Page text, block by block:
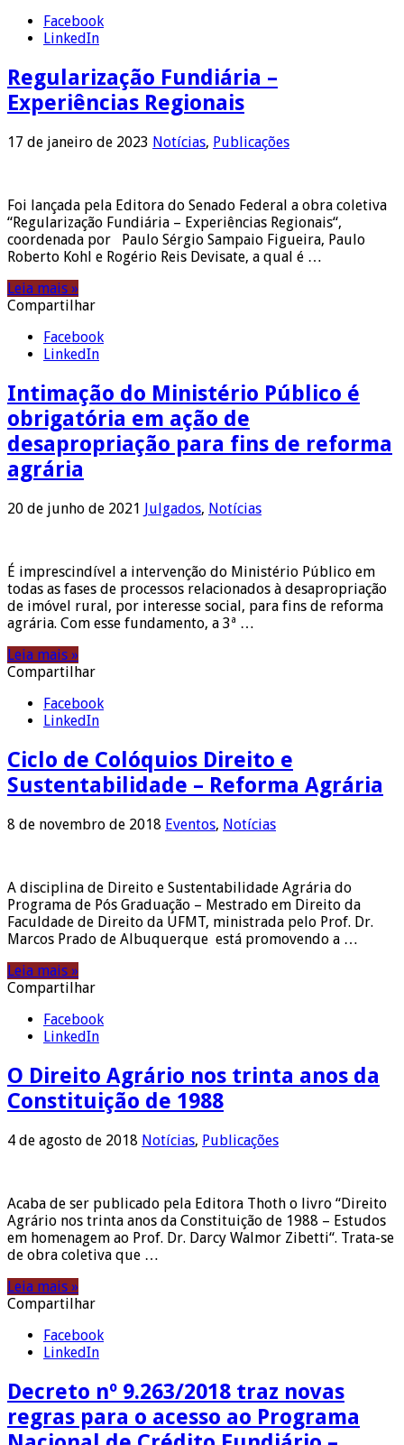
Facebook
LinkedIn
Regularização Fundiária –
Experiências Regionais
17 de janeiro de 2023 Notícias, Publicações
Foi lançada pela Editora do Senado Federal a obra coletiva
“Regularização Fundiária – Experiências Regionais“,
coordenada por Paulo Sérgio Sampaio Figueira, Paulo
Roberto Kohl e Rogério Reis Devisate, a qual é …
Leia mais »
Compartilhar
Facebook
LinkedIn
Intimação do Ministério Público é
obrigatória em ação de
desapropriação para fins de reforma
agrária
20 de junho de 2021 Julgados, Notícias
É imprescindível a intervenção do Ministério Público em
todas as fases de processos relacionados à desapropriação
de imóvel rural, por interesse social, para fins de reforma
agrária. Com esse fundamento, a 3ª …
Leia mais »
Compartilhar
Facebook
LinkedIn
Ciclo de Colóquios Direito e
Sustentabilidade – Reforma Agrária
8 de novembro de 2018 Eventos, Notícias
A disciplina de Direito e Sustentabilidade Agrária do
Programa de Pós Graduação – Mestrado em Direito da
Faculdade de Direito da UFMT, ministrada pelo Prof. Dr.
Marcos Prado de Albuquerque está promovendo a …
Leia mais »
Compartilhar
Facebook
LinkedIn
O Direito Agrário nos trinta anos da
Constituição de 1988
4 de agosto de 2018 Notícias, Publicações
Acaba de ser publicado pela Editora Thoth o livro “Direito
Agrário nos trinta anos da Constituição de 1988 – Estudos
em homenagem ao Prof. Dr. Darcy Walmor Zibetti“. Trata-se
de obra coletiva que …
Leia mais »
Compartilhar
Facebook
LinkedIn
Decreto nº 9.263/2018 traz novas
regras para o acesso ao Programa